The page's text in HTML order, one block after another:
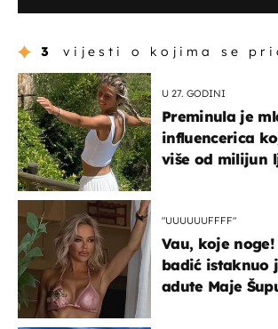
3 vijesti o kojima se
U 27. GODINI
Preminula je
influencerica
više od milijun
"UUUUUUFFFF"
Vau, koje
badić istaknuo
adute Maje